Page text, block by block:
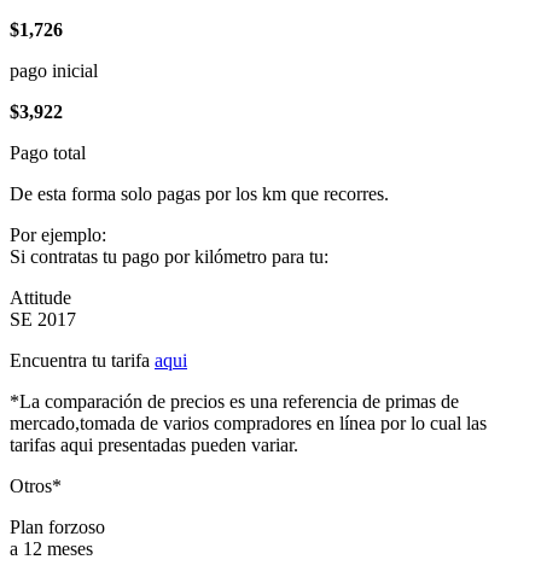
$1,726
pago inicial
$3,922
Pago total
De esta forma solo pagas por los km que recorres.
Por ejemplo:
Si contratas tu pago por kilómetro para tu:
Attitude
SE 2017
Encuentra tu tarifa aqui
*La comparación de precios es una referencia de primas de
mercado,tomada de varios compradores en línea por lo cual las
tarifas aqui presentadas pueden variar.
Otros*
Plan forzoso
a 12 meses